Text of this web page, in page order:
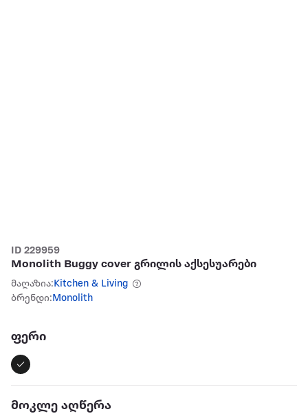
ID 229959
Monolith Buggy cover გრილის აქსესუარები
მაღაზია: Kitchen & Living
ბრენდი: Monolith
ფერი
მოკლე აღწერა